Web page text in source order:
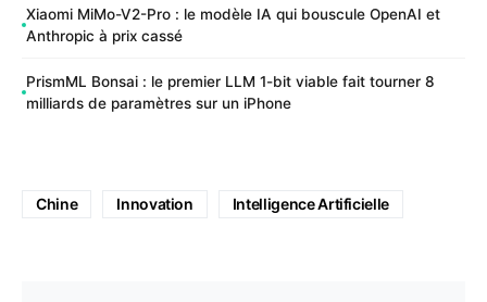
Xiaomi MiMo-V2-Pro : le modèle IA qui bouscule OpenAI et
Anthropic à prix cassé
PrismML Bonsai : le premier LLM 1-bit viable fait tourner 8
milliards de paramètres sur un iPhone
Chine Innovation Intelligence Artificielle